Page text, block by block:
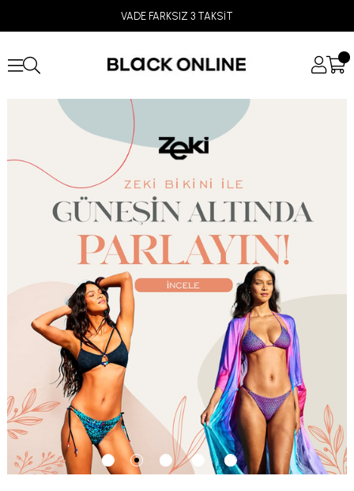
14:00'A KADAR VERİLEN SİPARİŞLER AYNI GÜN KARGODA!